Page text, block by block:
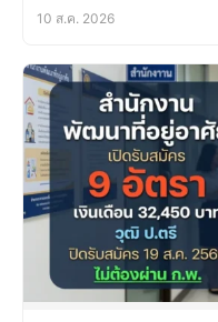
10 ส.ค. 2026